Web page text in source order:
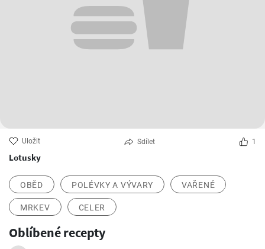
Uložit Sdílet 1
Lotusky
OBĚD POLÉVKY A VÝVARY VAŘENÉ
MRKEV CELER
Oblíbené recepty